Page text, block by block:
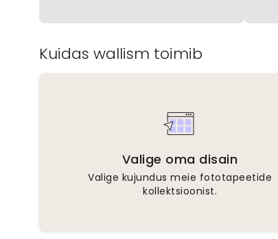
Kuidas wallism toimib
Valige oma disain
Valige kujundus meie fototapeetide
kollektsioonist.